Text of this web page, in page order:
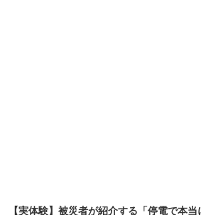
【実体験】被災者が紹介する「停電で本